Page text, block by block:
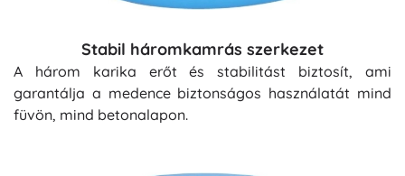
Stabil háromkamrás szerkezet
A három karika erőt és stabilitást biztosít, ami
garantálja a medence biztonságos használatát mind
füvön, mind betonalapon.